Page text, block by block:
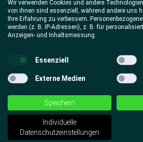
HAST DU
Schicke uns eine E-Mail an
schnellstmöglich
Wir verwenden Cookies und andere
von ihnen sind essenziell, während andere uns
Ihre Erfahrung zu verbessern.
werden (z. B. IP-Adressen), z. B. für
Anzeigen- und Inhaltsmessung.
Essenziell
Externe Medien
Speichern
Individuelle
Datenschutzeinstellungen